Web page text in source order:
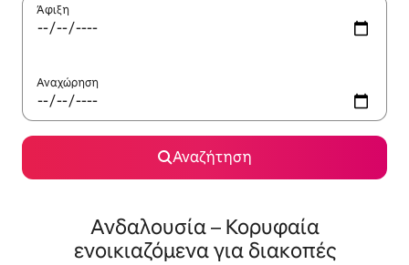
Άφιξη
Αναχώρηση
Αναζήτηση
Ανδαλουσία – Κορυφαία
ενοικιαζόμενα για διακοπές